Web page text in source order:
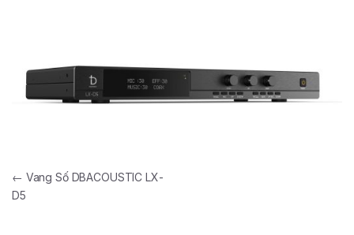
← Vang Số DBACOUSTIC LX-
D5